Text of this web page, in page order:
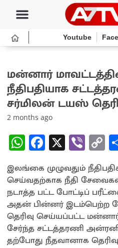
Youtube
மன்னார்
நீதிபதியாக
சர்மிலன் டயஸ்
2 months ago
W
h
at
sA
p
p
Fa
ce
b
o
o
k
X Vi
b
er
C
o
Li
n
k
இலங்கை முழுவதும்
செய்வதற்காக நீதி
நடாத்த பட்ட போட்டிப்
அதன் பின்னர் இடம்பெற்ற
தெரிவு செய்யப்பட்ட
சேர்ந்த சட்டத்தரணி
தற்போது நீதவானாக